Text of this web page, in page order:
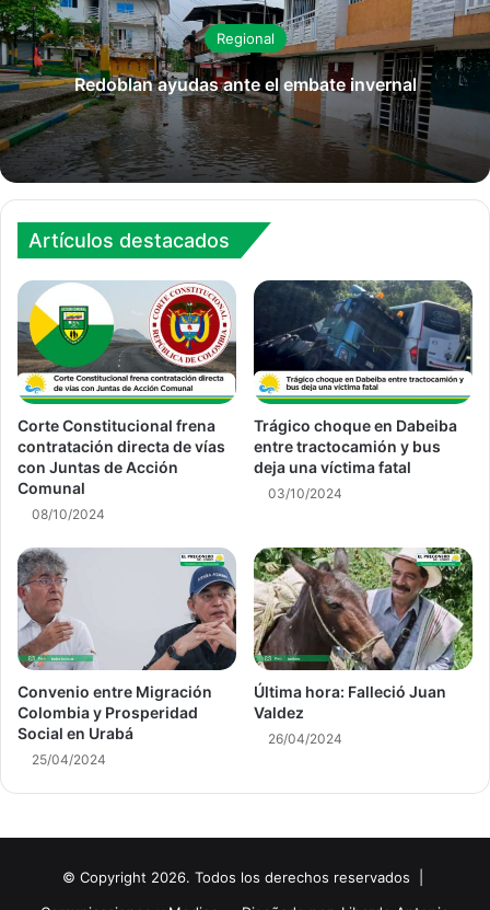
Regional
Redoblan ayudas ante el embate invernal
Artículos destacados
Corte Constitucional frena
contratación directa de vías
con Juntas de Acción
Comunal
08/10/2024
Trágico choque en Dabeiba
entre tractocamión y bus
deja una víctima fatal
03/10/2024
Convenio entre Migración
Colombia y Prosperidad
Social en Urabá
25/04/2024
Última hora: Falleció Juan
Valdez
26/04/2024
© Copyright 2026. Todos los derechos reservados |